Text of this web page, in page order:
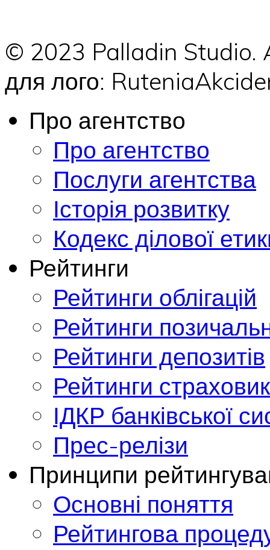
© 2023 Palladin
для лого:
Про агентство
Про агентство
Послуги агентства
Історія розвитку
Кодекс ділової
Рейтинги
Рейтинги облігацій
Рейтинги
Рейтинги депозитів
Рейтинги
ІДКР банківської
Прес-релізи
Принципи
Основні поняття
Рейтингова